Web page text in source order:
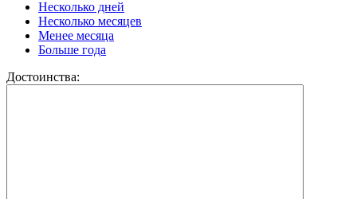
Несколько дней
Несколько месяцев
Менее месяца
Больше года
Достоинства: